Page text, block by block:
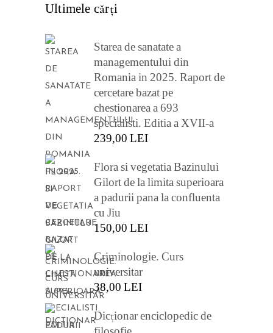
Ultimele cărţi
Starea de sanatate a
managementului din
Romania in 2025. Raport de
cercetare bazat pe
chestionarea a 693
specialisti. Editia a XVII-a
239,00 LEI
Flora si vegetatia Bazinului
Gilort de la limita superioara
a padurii pana la confluenta
cu Jiu
150,00 LEI
Criminologie. Curs
universitar
38,00 LEI
Dicționar enciclopedic de